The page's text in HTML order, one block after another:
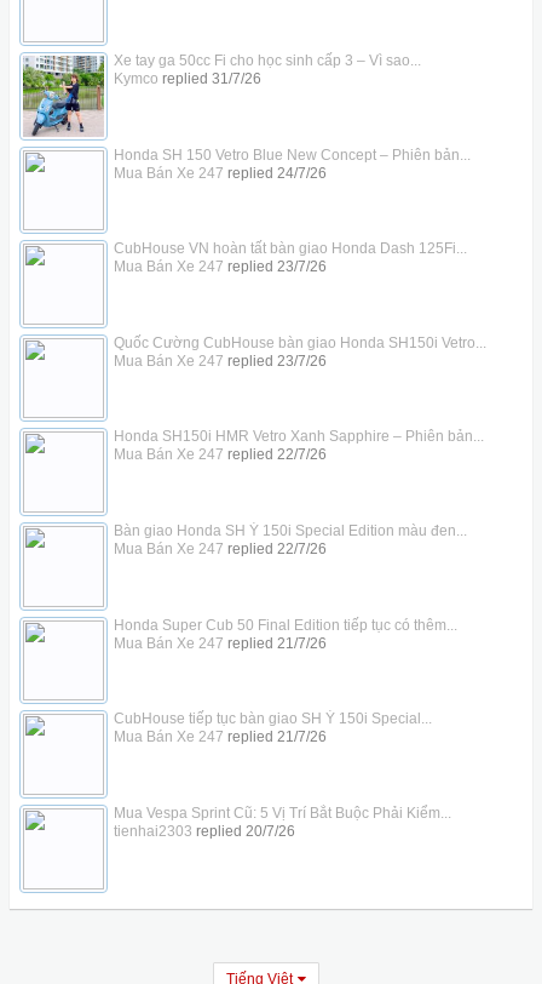
Xe tay ga 50cc Fi cho học sinh cấp 3 – Vì sao...
Kymco replied 31/7/26
Honda SH 150 Vetro Blue New Concept – Phiên bản...
Mua Bán Xe 247 replied 24/7/26
CubHouse VN hoàn tất bàn giao Honda Dash 125Fi...
Mua Bán Xe 247 replied 23/7/26
Quốc Cường CubHouse bàn giao Honda SH150i Vetro...
Mua Bán Xe 247 replied 23/7/26
Honda SH150i HMR Vetro Xanh Sapphire – Phiên bản...
Mua Bán Xe 247 replied 22/7/26
Bàn giao Honda SH Ý 150i Special Edition màu đen...
Mua Bán Xe 247 replied 22/7/26
Honda Super Cub 50 Final Edition tiếp tục có thêm...
Mua Bán Xe 247 replied 21/7/26
CubHouse tiếp tục bàn giao SH Ý 150i Special...
Mua Bán Xe 247 replied 21/7/26
Mua Vespa Sprint Cũ: 5 Vị Trí Bắt Buộc Phải Kiểm...
tienhai2303 replied 20/7/26
Tiếng Việt